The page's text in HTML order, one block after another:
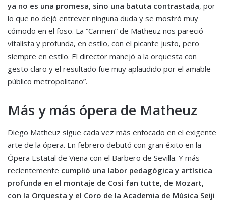
ya no es una promesa, sino una batuta contrastada, por
lo que no dejó entrever ninguna duda y se mostró muy
cómodo en el foso. La “Carmen” de Matheuz nos pareció
vitalista y profunda, en estilo, con el picante justo, pero
siempre en estilo. El director manejó a la orquesta con
gesto claro y el resultado fue muy aplaudido por el amable
público metropolitano”.
Más y más ópera de Matheuz
Diego Matheuz sigue cada vez más enfocado en el exigente
arte de la ópera. En febrero debutó con gran éxito en la
Ópera Estatal de Viena con el Barbero de Sevilla. Y más
recientemente cumplió una labor pedagógicay artística
profunda en el montaje de Cosi fan tutte, de Mozart,
con la Orquesta y el Coro de la Academia de Música Seiji